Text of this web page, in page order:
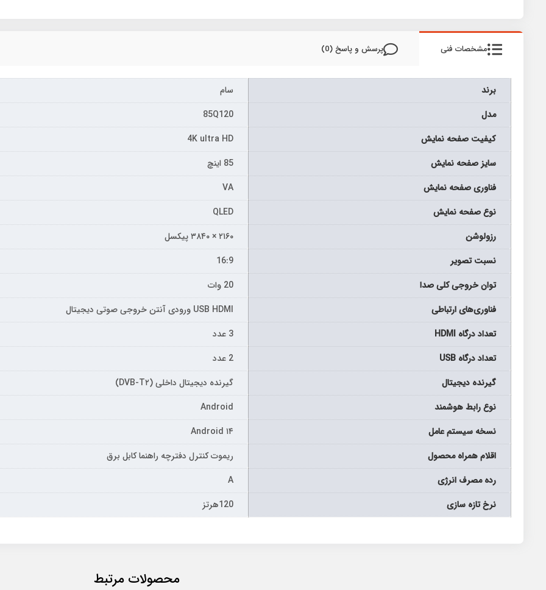
مشخصات فنی پرسش و پاسخ (0)
برند
سام
مدل
85Q120
كيفيت صفحه نمايش
4K ultra HD
سايز صفحه نمايش
85 اینچ
فناوری صفحه نمایش
VA
نوع صفحه نمايش
QLED
رزولوشن
۲۱۶۰ × ۳۸۴۰ پیکسل
نسبت تصویر
16:9
توان خروجی کلی صدا
20 وات
فناوری‌های ارتباطی
USB HDMI ورودی آنتن خروجی صوتی دیجیتال
تعداد درگاه HDMI
3 عدد
تعداد درگاه USB
2 عدد
گیرنده دیجیتال
گیرنده دیجیتال داخلی (DVB-T۲)
نوع رابط هوشمند
Android
نسخه سیستم عامل
Android ۱۴
اقلام همراه محصول
ریموت کنترل دفترچه راهنما کابل برق
رده مصرف انرژی
A
نرخ تازه سازی
120هرتز
محصولات مرتبط